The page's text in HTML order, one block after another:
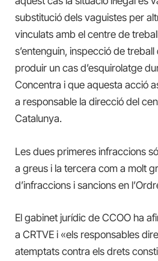
substitució dels vaguistes per
vinculats amb el centre de
s’entenguin, inspecció de
produir un cas d’esquirolatge
Concentra i que aquesta acció
a responsable la direcció del
Catalunya.
Les dues primeres infraccions
a greus i la tercera com a molt
d’infraccions i sancions en
El gabinet jurídic de CCOO ha
a CRTVE i «els responsables
atemptats contra els drets